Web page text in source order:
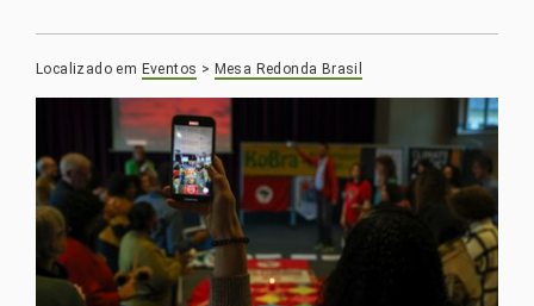
Localizado em Eventos > Mesa Redonda Brasil